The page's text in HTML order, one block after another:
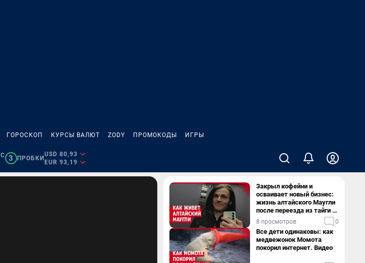
ГОРОСКОП КУРСЫ ВАЛЮТ ZODY ПРОМОКОДЫ ИГРЫ
3 ПРОБКИ
USD 80,93
EUR 93,19
Закрыл кофейни и
осваивает новый бизнес:
жизнь алтайского Маугли
после переезда из тайги в
столицу
8 просмотров 0
Все дети одинаковы: как
медвежонок Момота
покорил интернет. Видео